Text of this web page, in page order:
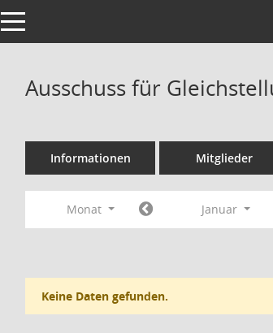
Toggle navigation
Ausschuss für
Informationen Mitglieder
Monat Januar
Keine Daten gefunden.